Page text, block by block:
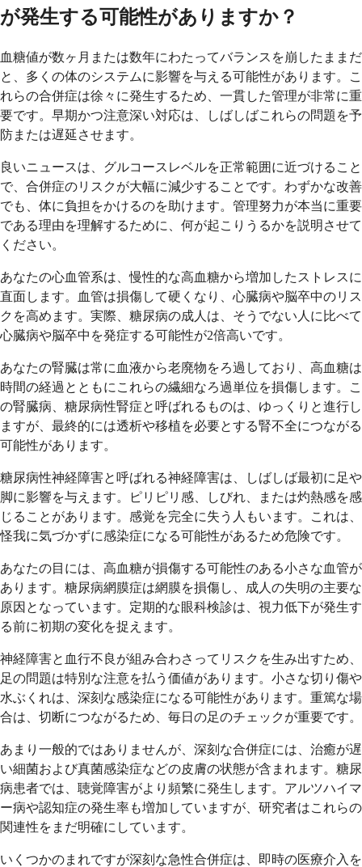
が発生する可能性がありますか？
血糖値が数ヶ月または数年にわたってバランスを崩したままだ
と、多くの体のシステムに影響を与える可能性があります。こ
れらの合併症は徐々に発生するため、一貫した管理が非常に重
要です。早期かつ注意深い対応は、しばしばこれらの問題を予
防または遅延させます。
良いニュースは、グルコースレベルを正常範囲に近づけること
で、合併症のリスクが大幅に減少することです。わずかな改善
でも、体に負担をかけるのを助けます。管理努力が本当に重要
である理由を理解するために、何が起こりうるかを説明させて
ください。
あなたの心血管系は、慢性的な高血糖から増加したストレスに
直面します。血管は損傷して硬くなり、心臓病や脳卒中のリス
クを高めます。実際、糖尿病の成人は、そうでない人に比べて
心臓病や脳卒中を発症する可能性が2倍高いです。
あなたの腎臓は常に血液から老廃物をろ過しており、高血糖は
時間の経過とともにこれらの繊細なろ過単位を損傷します。こ
の腎臓病、糖尿病性腎症と呼ばれるものは、ゆっくりと進行し
ますが、最終的には透析や移植を必要とする腎不全につながる
可能性があります。
糖尿病性神経障害と呼ばれる神経障害は、しばしば最初に足や
脚に影響を与えます。ピリピリ感、しびれ、または灼熱感を感
じることがあります。感覚を完全に失う人もいます。これは、
怪我に気づかずに感染症になる可能性があるため危険です。
あなたの目には、高血糖が損傷する可能性のある小さな血管が
あります。糖尿病網膜症は網膜を損傷し、成人の失明の主要な
原因となっています。定期的な眼科検診は、視力低下が発生す
る前に初期の変化を捉えます。
神経障害と血行不良が組み合わさってリスクを生み出すため、
足の問題は特別な注意を払う価値があります。小さな切り傷や
水ぶくれは、深刻な感染症になる可能性があります。重篤な場
合は、切断につながるため、毎日の足のチェックが重要です。
あまり一般的ではありませんが、深刻な合併症には、治癒が遅
い細菌および真菌感染症などの皮膚の状態が含まれます。糖尿
病患者では、聴覚障害がより頻繁に発生します。アルツハイマ
ー病や認知症の発生率も増加していますが、研究者はこれらの
関連性をまだ明確にしています。
いくつかのまれですが深刻な急性合併症は、即時の医療介入を